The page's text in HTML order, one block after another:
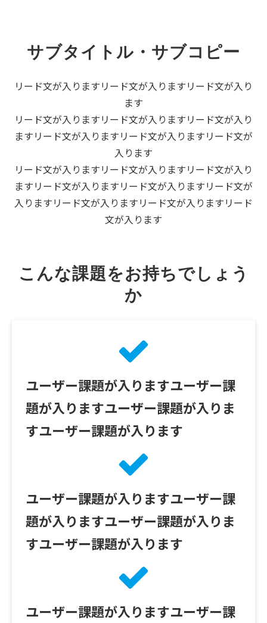
サブタイトル・サブコピー
リード文が入りますリード文が入りますリード文が入り
ます
リード文が入りますリード文が入りますリード文が入り
ますリード文が入りますリード文が入りますリード文が
入ります
リード文が入りますリード文が入りますリード文が入り
ますリード文が入りますリード文が入りますリード文が
入りますリード文が入りますリード文が入りますリード
文が入ります
こんな課題をお持ちでしょう
か
ユーザー課題が入りますユーザー課
題が入りますユーザー課題が入りま
すユーザー課題が入ります
ユーザー課題が入りますユーザー課
題が入りますユーザー課題が入りま
すユーザー課題が入ります
ユーザー課題が入りますユーザー課